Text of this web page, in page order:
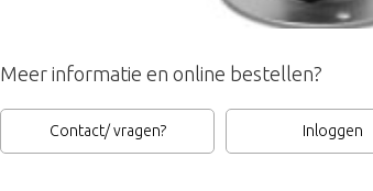
Meer informatie en online bestellen?
Contact/ vragen? Inloggen